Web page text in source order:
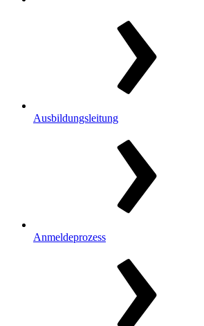
Ausbildungsleitung
Anmeldeprozess